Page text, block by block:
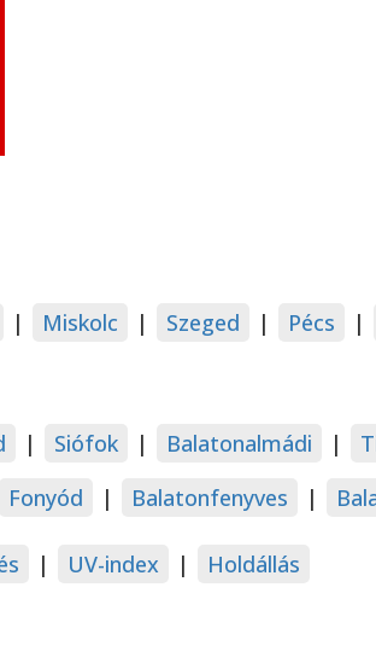
| Miskolc | Szeged | Pécs |
| Siófok | Balatonalmádi |
Fonyód | Balatonfenyves |
| UV-index | Holdállás